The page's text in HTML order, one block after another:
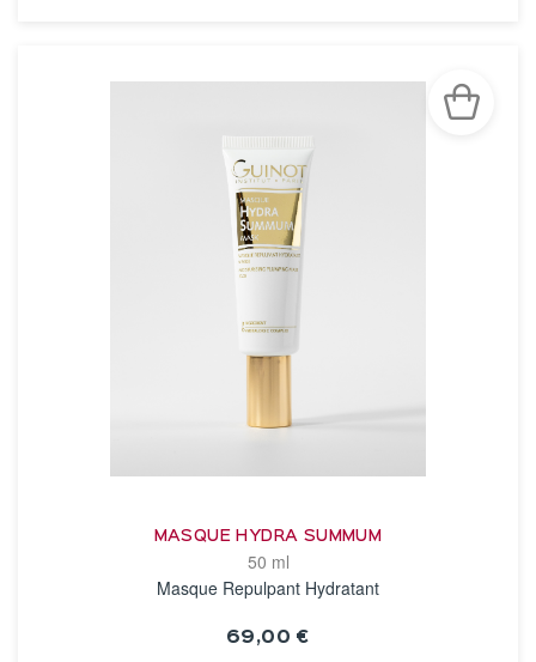
MASQUE HYDRA SUMMUM
50 ml
Masque Repulpant Hydratant
69,00 €